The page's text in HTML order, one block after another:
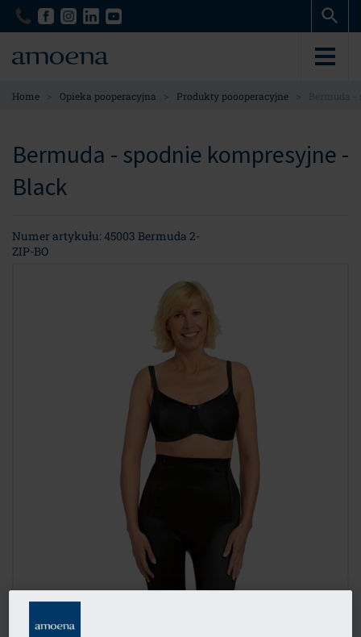
Skip
content
Skip
content
Home > Opieka pooperacyjna > Produkty poooperacyjne >
Bermuda - spodnie kompresyjne -
Black
Numer artykułu: 45003 Bermuda 2-
ZIP-BO